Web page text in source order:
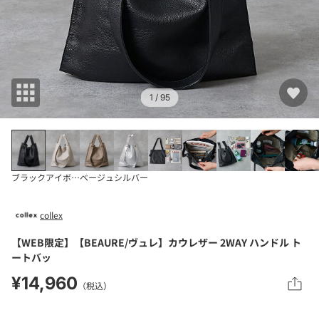
1 / 95
ブラックアイボリーベージュ シルバー
collex
【WEB限定】【BEAURE/ヴュレ】カウレザー 2WAY ハンドル ト
ートバッ
¥14,960 （税込）